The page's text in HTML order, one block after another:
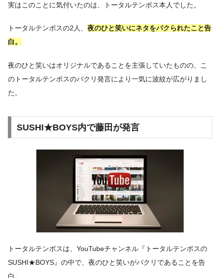
実はこのことに気付いたのは、トータルテンボス本人でした。
トータルテンボスの2人、 夜のひと笑いにネタをパクられたこと告
白。
夜のひと笑いはオリジナルであることを主張していたものの、こ
のトータルテンボスのパクリ発言により一気に波紋が広がりまし
た。
SUSHI★BOYS内で藤田が発言
トータルテンボスは、YouTubeチャンネル『トータルテンボスの
SUSHI★BOYS』の中で、夜のひと笑いがパクリであることを告
白。